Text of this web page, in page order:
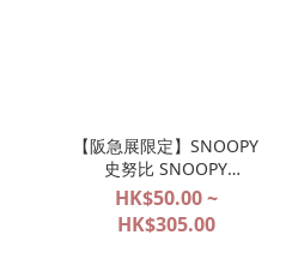
【阪急展限定】SNOOPY
史努比 SNOOPY
FESTIVAL
POP&SURPRISE 大阪限定
系列代購
HK$50.00 ~
HK$305.00